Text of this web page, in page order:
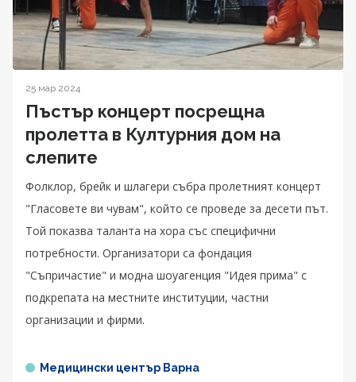
25 мар 2024
Пъстър концерт посрещна
пролетта в Културния дом на
слепите
Фолклор, брейк и шлагери събра пролетният концерт
"Гласовете ви чувам", който се проведе за десети път.
Той показва таланта на хора със специфични
потребности. Организатори са фондация
"Съпричастие" и модна шоуагенция "Идея прима" с
подкрепата на местните институции, частни
организации и фирми.
Медицински център Варна